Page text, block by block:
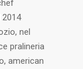
2014
nel
pralineria
american